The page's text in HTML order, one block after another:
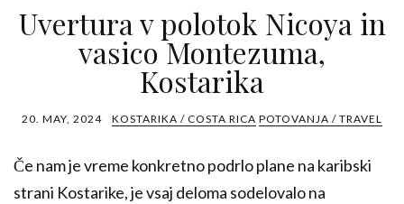
Uvertura v polotok Nicoya in
vasico Montezuma,
Kostarika
20. MAY, 2024 KOSTARIKA / COSTA RICA POTOVANJA / TRAVEL
Če nam je vreme konkretno podrlo plane na karibski
strani Kostarike, je vsaj deloma sodelovalo na